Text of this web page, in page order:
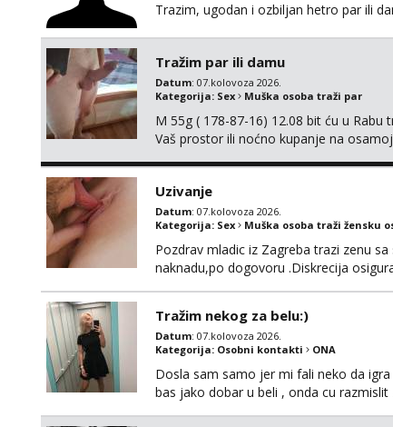
Trazim, ugodan i ozbiljan hetro par ili
Tražim par ili damu
Datum: 07.kolovoza 2026.
Kategorija: Sex Muška osoba traži par
M 55g ( 178-87-16) 12.08 bit ću u
Vaš prostor ili noćno kupanje na
Uzivanje
Datum: 07.kolovoza 2026.
Kategorija: Sex Muška osoba traži žensku
Pozdrav mladic iz Zagreba trazi zenu
naknadu,po dogovoru .Diskrecija
Tražim nekog za belu:)
Datum: 07.kolovoza 2026.
Kategorija: Osobni kontakti ONA
Dosla sam samo jer mi fali neko da
bas jako dobar u beli , onda cu